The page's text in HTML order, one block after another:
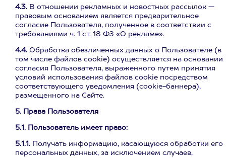
4.3. В отношении рекламных и новостных рассылок —
правовым основанием является предварительное
согласие Пользователя, полученное в соответствии с
требованиями ч. 1 ст. 18 ФЗ «О рекламе».
4.4. Обработка обезличенных данных о Пользователе (в
том числе файлов cookie) осуществляется на основании
согласия Пользователя, выраженного путем принятия
условий использования файлов cookie посредством
соответствующего уведомления (cookie-баннера),
размещенного на Сайте.
5. Права Пользователя
5.1. Пользователь имеет право:
5.1.1. Получать информацию, касающуюся обработки его
персональных данных, за исключением случаев,